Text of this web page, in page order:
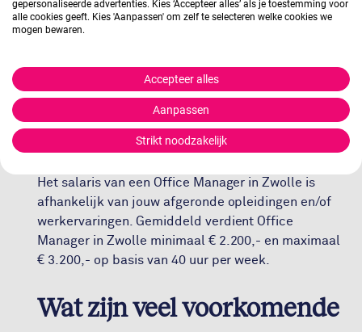
verantwoordelijkheidsgevoel. Wanneer je wil
werken als
Wat verdient een Office
Manager in Zwolle?
Het salaris van een Office Manager in Zwolle is
afhankelijk van jouw afgeronde opleidingen en/of
werkervaringen. Gemiddeld verdient Office
Manager in Zwolle minimaal € 2.200,- en maximaal
€ 3.200,- op basis van 40 uur per week.
Wat zijn veel voorkomende
gepersonaliseerde advertenties. Kies ‘Accepteer alles’ als je toestemming voor
alle cookies geeft. Kies 'Aanpassen' om zelf te selecteren welke cookies we
mogen bewaren.
Accepteer alles
Aanpassen
Strikt noodzakelijk